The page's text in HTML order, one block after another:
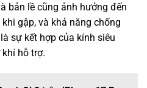
bản lề cũng ảnh hưởng đến
gập, và khả năng chống
sự kết hợp của kính siêu
hỗ trợ.